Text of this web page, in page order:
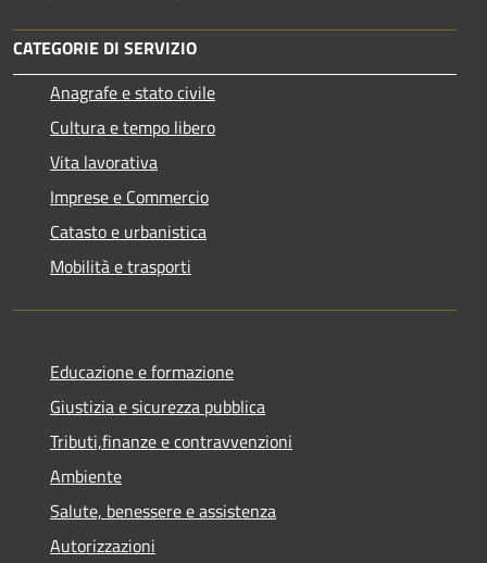
CATEGORIE DI SERVIZIO
Anagrafe e stato civile
Cultura e tempo libero
Vita lavorativa
Imprese e Commercio
Catasto e urbanistica
Mobilità e trasporti
Educazione e formazione
Giustizia e sicurezza pubblica
Tributi,finanze e contravvenzioni
Ambiente
Salute, benessere e assistenza
Autorizzazioni